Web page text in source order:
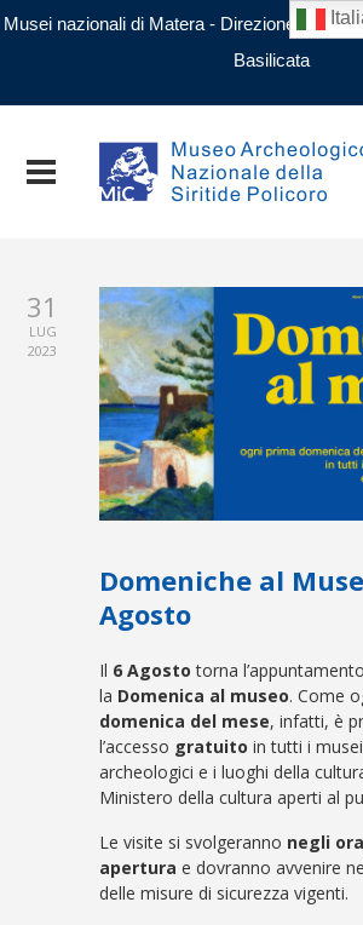
Musei nazionali di Matera - Direzione
Basilicata
31
LUG
2023
Domeniche al
Agosto
Il 6 Agosto torna
la Domenica al museo. Come
domenica del mese, infatti, è
l’accesso gratuitoin tutti i
archeologici e i luoghi della
Ministero della cultura aperti al
Le visite si svolgeranno negli
apertura e dovranno avvenire
delle misure di sicurezza vigenti.